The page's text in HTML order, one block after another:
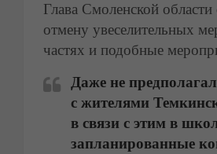
Глава Смоленской
отмену увеселительных
частях и подобные
Даже не
с жителями
в связи с этим в
запланированные